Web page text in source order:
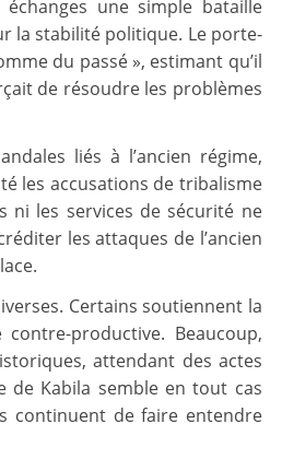
une simple bataille
la stabilité politique. Le porte-
du passé », estimant qu’il
de résoudre les problèmes
liés à l’ancien régime,
les accusations de tribalisme
ni les services de sécurité ne
les attaques de l’ancien
Certains soutiennent la
contre-productive. Beaucoup,
attendant des actes
de Kabila semble en tout cas
continuent de faire entendre